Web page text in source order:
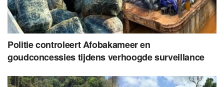
Politie controleert Afobakameer en
goudconcessies tijdens verhoogde surveillance